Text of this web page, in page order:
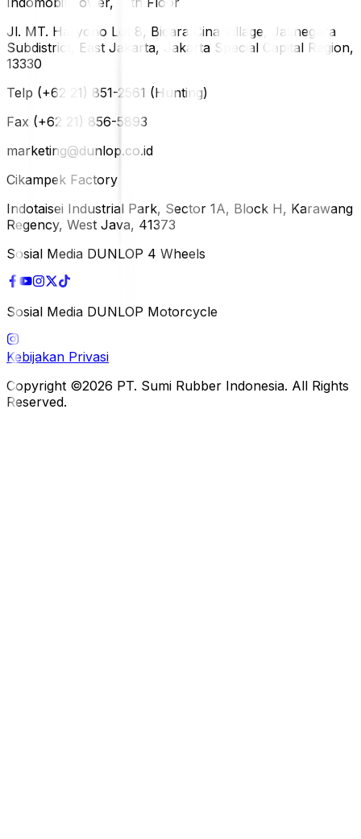
Jl. MT. Haryono Lot 8, Bidara Cina Village, Jatinegara
Subdistrict, East Jakarta, Jakarta Special Capital Region,
13330
Telp (+62 21) 851-2561 (Hunting)
Fax (+62 21) 856-5893
marketing@dunlop.co.id
Cikampek Factory
Indotaisei Industrial Park, Sector 1A, Block H, Karawang
Regency, West Java, 41373
Sosial Media DUNLOP 4 Wheels
Sosial Media DUNLOP Motorcycle
Kebijakan Privasi
Copyright ©2026 PT. Sumi Rubber Indonesia. All Rights
Reserved.